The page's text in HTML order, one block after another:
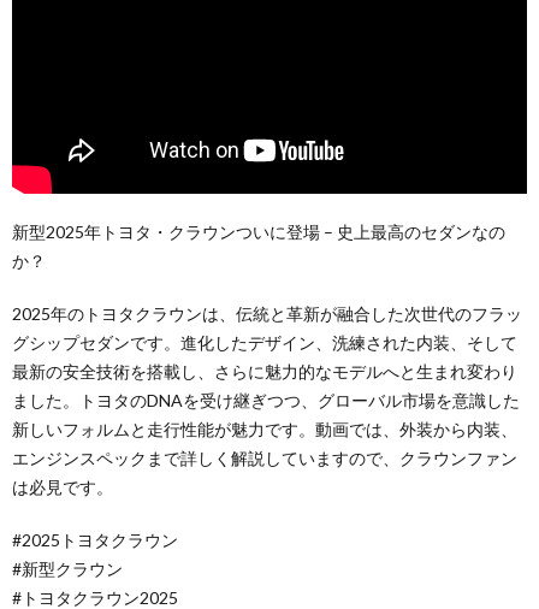
新型2025年トヨタ・クラウンついに登場 – 史上最高のセダンなの
か？
2025年のトヨタクラウンは、伝統と革新が融合した次世代のフラッ
グシップセダンです。進化したデザイン、洗練された内装、そして
最新の安全技術を搭載し、さらに魅力的なモデルへと生まれ変わり
ました。トヨタのDNAを受け継ぎつつ、グローバル市場を意識した
新しいフォルムと走行性能が魅力です。動画では、外装から内装、
エンジンスペックまで詳しく解説していますので、クラウンファン
は必見です。
#2025トヨタクラウン
#新型クラウン
#トヨタクラウン2025